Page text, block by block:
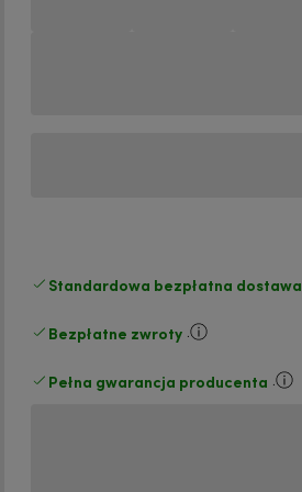
Standardowa bezpłatna dostawa
Bezpłatne zwroty .
Pełna gwarancja producenta .